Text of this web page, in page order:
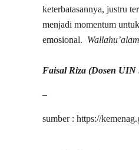
keterbatasannya, justru
menjadi momentum
emosional.
Faisal Riza (Dosen UIN
–
sumber : https://